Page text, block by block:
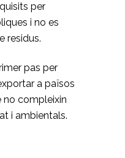
per
i no es
residus.
pas per
a països
no compleixin
i ambientals.